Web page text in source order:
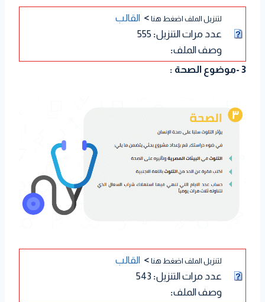
لتنزيل الملف اضغط هنا > القالب
عدد مرات التنزيل:
وصف الملف:
3 -موضوع الصحة :
لتنزيل الملف اضغط هنا > القالب
عدد مرات التنزيل:
وصف الملف: